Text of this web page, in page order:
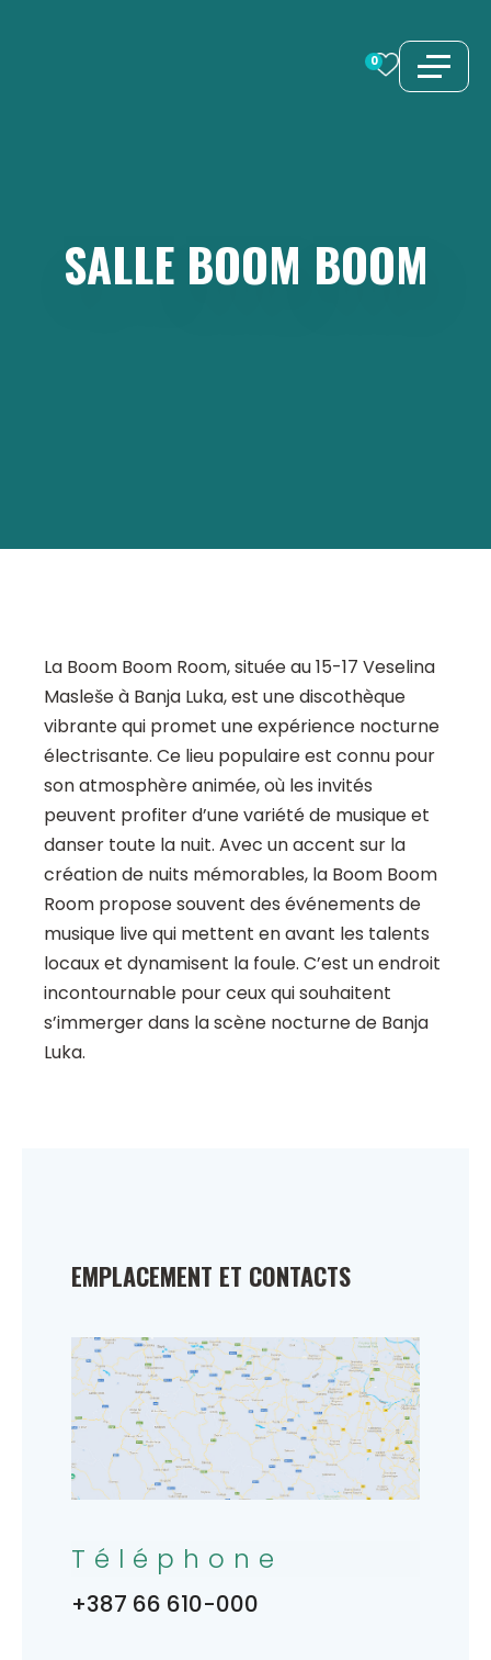
0
SALLE BOOM BOOM
La Boom Boom Room, située au 15-17 Veselina
Masleše à Banja Luka, est une discothèque
vibrante qui promet une expérience nocturne
électrisante. Ce lieu populaire est connu pour
son atmosphère animée, où les invités
peuvent profiter d’une variété de musique et
danser toute la nuit. Avec un accent sur la
création de nuits mémorables, la Boom Boom
Room propose souvent des événements de
musique live qui mettent en avant les talents
locaux et dynamisent la foule. C’est un endroit
incontournable pour ceux qui souhaitent
s’immerger dans la scène nocturne de Banja
Luka.
EMPLACEMENT ET CONTACTS
Téléphone
+387 66 610-000